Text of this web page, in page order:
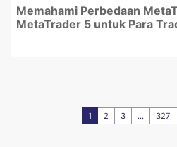
Memahami Perbedaan
MetaTrader 5 untuk Para
1 2 3 ... 327